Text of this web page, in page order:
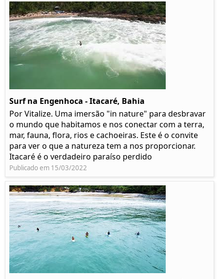
Surf na Engenhoca - Itacaré, Bahia
Por Vitalize. Uma imersão "in nature" para desbravar
o mundo que habitamos e nos conectar com a terra,
mar, fauna, flora, rios e cachoeiras. Este é o convite
para ver o que a natureza tem a nos proporcionar.
Itacaré é o verdadeiro paraíso perdido
Publicado em 15/03/2022